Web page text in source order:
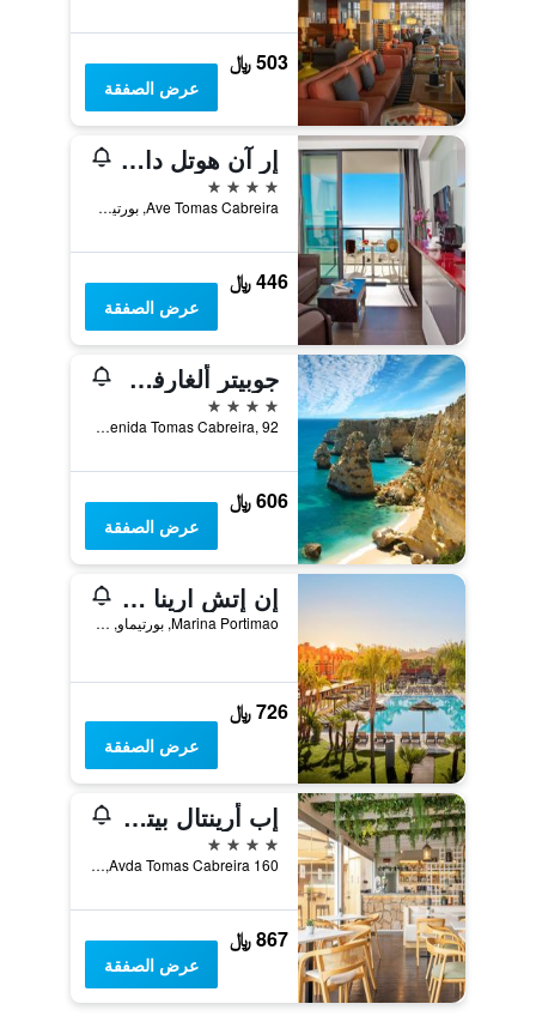
503 ﷼
عرض الصفقة
إر آن هوتل دا روتشا
4 نجوم
Ave Tomas Cabreira, بورتيماو, منطقة فارو, البرتغال
446 ﷼
عرض الصفقة
جوبيتر ألغارفي هوتل - بيتش آند سبا
4 نجوم
Avenida Tomas Cabreira, 92, بورتيماو, منطقة فارو, البرتغال
606 ﷼
عرض الصفقة
إن إتش ارينا بورتيماو ريزورت
Marina Portimao, بورتيماو, منطقة فارو, البرتغال
726 ﷼
عرض الصفقة
إب أرينتال بيتش
4 نجوم
Avda Tomas Cabreira 160, بورتيماو, منطقة فارو, البرتغال
867 ﷼
عرض الصفقة